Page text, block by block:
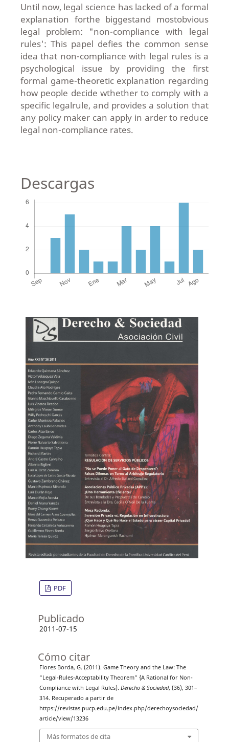
Until now, legal science has lacked of a formal
explanation forthe biggestand mostobvious
legal problem: "non-compliance with legal
rules': This papel defies the common sense
idea that non-compliance with legal rules is a
psychological issue by providing the first
formal game-theoretic explanation regarding
how people decide wthether to comply with a
specific legalrule, and provides a solution that
any policy maker can apply in arder to reduce
legal non-compliance rates.
Descargas
PDF
Publicado
2011-07-15
Cómo citar
Flores Borda, G. (2011). Game Theory and the Law: The
“Legal-Rules-Acceptability Theorem” {A Rational for Non-
Compliance with Legal Rules). Derecho & Sociedad, (36), 301–
314. Recuperado a partir de
https://revistas.pucp.edu.pe/index.php/derechoysociedad/
article/view/13236
Más formatos de cita